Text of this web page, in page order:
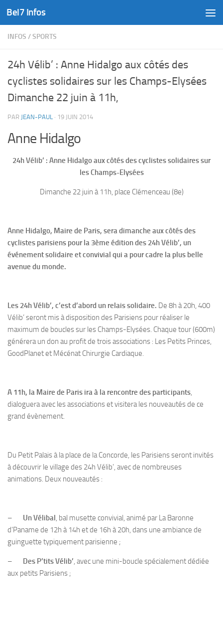
Skip to content
Bel7 Infos
INFOS /SPORTS
24h Vélib’ : Anne Hidalgo aux côtés des
cyclistes solidaires sur les Champs-Elysées
Dimanche 22 juin à 11h,
PAR JEAN-PAUL · 19 JUIN 2014
Anne Hidalgo
24h Vélib’ : Anne Hidalgo aux côtés des cyclistes solidaires sur
les Champs-Elysées
Dimanche 22 juin à 11h, place Clémenceau (8e)
Anne Hidalgo, Maire de Paris, sera dimanche aux côtés des
cyclistes parisiens pour la 3ème édition des 24h Vélib’, un
événement solidaire et convivial qui a pour cadre la plus belle
avenue du monde.
Les 24h Vélib’, c’est d’abord un relais solidaire. De 8h à 20h, 400
Vélib’ seront mis à disposition des Parisiens pour réaliser le
maximum de boucles sur les Champs-Elysées. Chaque tour (600m)
générera un don au profit de trois associations : Les Petits Princes,
GoodPlanet et Mécénat Chirurgie Cardiaque.
A 11h, la Maire de Paris ira à la rencontre des participants,
dialoguera avec les associations et visitera les nouveautés de ce
grand évènement.
Du Petit Palais à la place de la Concorde, les Parisiens seront invités
à découvrir le village des 24h Vélib’, avec de nombreuses
animations. Deux nouveautés :
– Un Vélibal, bal musette convivial, animé par La Baronne
d’Paname de 12h à 14h et de 16h à 20h, dans une ambiance de
guinguette typiquement parisienne ;
– Des P’tits Vélib’, avec une mini-boucle spécialement dédiée
aux petits Parisiens ;